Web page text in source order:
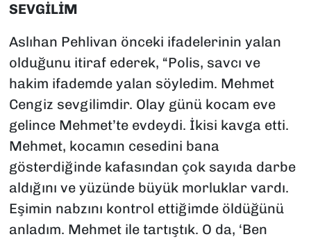
SEVGİLİM
Aslıhan Pehlivan önceki ifadelerinin yalan
olduğunu itiraf ederek, “Polis, savcı ve
hakim ifademde yalan söyledim. Mehmet
Cengiz sevgilimdir. Olay günü kocam eve
gelince Mehmet’te evdeydi. İkisi kavga etti.
Mehmet, kocamın cesedini bana
gösterdiğinde kafasından çok sayıda darbe
aldığını ve yüzünde büyük morluklar vardı.
Eşimin nabzını kontrol ettiğimde öldüğünü
anladım. Mehmet ile tartıştık. O da, ‘Ben